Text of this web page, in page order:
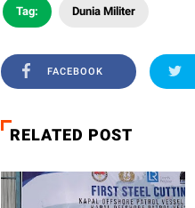
Tag: Dunia Militer
FACEBOOK
RELATED POST